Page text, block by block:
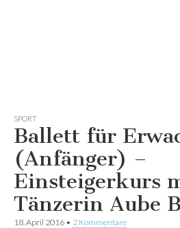
SPORT
Ballett für
(Anfänger) –
Einsteigerkurs
Tänzerin Aube
18. April 2016 • 2 Kommentare